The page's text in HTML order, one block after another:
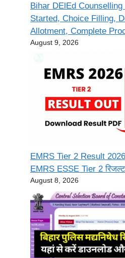
Bihar DElEd
Started, Choice Filling,
Allotment, Complete
August 9, 2026
EMRS Tier 2 Result
EMRS ESSE Tier 2
August 8, 2026